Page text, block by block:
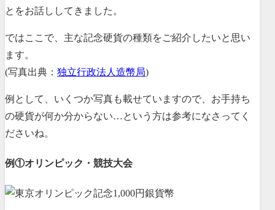
とをお話ししてきました。
ではここで、主な記念硬貨の種類をご紹介したいと思い
ます。
(写真出典： 独立行政法人造幣局)
例として、いくつか写真も載せていますので、お手持ち
の硬貨が何か分からない…という方は参考になさってく
ださいね。
例①オリンピック・競技大会